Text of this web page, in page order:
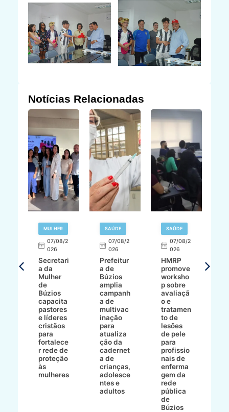
Notícias Relacionadas
MULHER
07/08/2
026
Secretari
a da
Mulher
de
Búzios
capacita
pastores
e líderes
cristãos
para
fortalece
r rede de
proteção
às
mulheres
SAÚDE
07/08/2
026
Prefeitur
a de
Búzios
amplia
campanh
a de
multivac
inação
para
atualiza
ção da
cadernet
a de
crianças,
adolesce
ntes e
adultos
SAÚDE
07/08/2
026
HMRP
promove
worksho
p sobre
avaliaçã
o e
tratamen
to de
lesões
de pele
para
profissio
nais de
enferma
gem da
rede
pública
de
Búzios